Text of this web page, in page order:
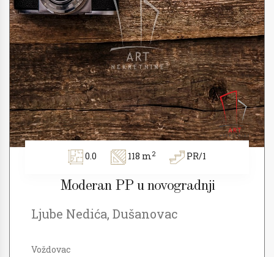
0.0 118 m2 PR/1
Moderan PP u novogradnji
Ljube Nedića, Dušanovac
Voždovac